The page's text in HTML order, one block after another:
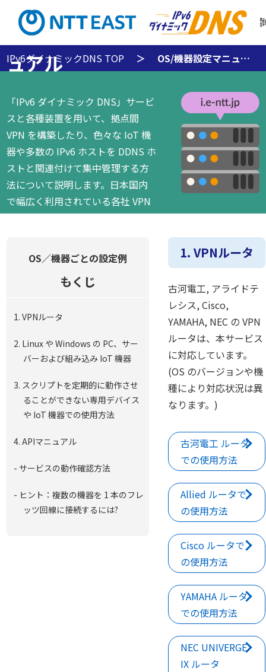
機
能
と
特
徴
利
用
料
金
IPv6ダイナミックDNS TOP OS/機器設定マニュアル
OS/機器設定マニ
ュアル
「IPv6 ダイナミック DNS」サービ
スと各種装置を用いて、拠点間
VPN を構築したり、色々な IoT 機
器や多数の IPv6 ホストを DDNS ホ
ストと関連付けて集中管理する方
法について説明します。日本国内
で幅広く利用されている各社 VPN
ルータや Windows、Linux などの
IoT 機器の設定例を、コンフィグ例
とともに掲載しています。
OS／機器ごとの設定例
もくじ
1. VPNルータ
2. Linux や Windows の PC、サー
バーおよび組み込み IoT 機器
3. スクリプトを定期的に動作させ
ることができない専用デバイス
や IoT 機器での使用方法
4. APIマニュアル
- サービスの動作確認方法
- ヒント：複数の機器を 1 本のフレ
ッツ回線に接続するには?
1. VPNルータ
古河電工, アライドテ
レシス, Cisco,
YAMAHA, NEC の VPN
ルータは、本サービス
に対応しています。
(OS のバージョンや機
種により対応状況は異
なります。)
古河電工 ルータ
での使用方法
Allied ルータで
の使用方法
Cisco ルータで
の使用方法
YAMAHA ルータ
での使用方法
NEC UNIVERGE
IX ルータ